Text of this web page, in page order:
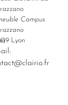
Campus
Lyon